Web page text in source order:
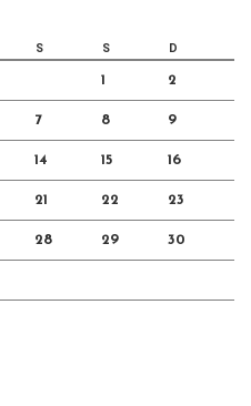
S S D
1 2
7 8 9
14 15 16
21 22 23
28 29 30